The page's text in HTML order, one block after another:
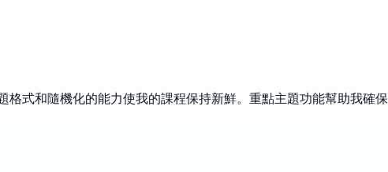
式和隨機化的能力使我的課程保持新鮮。重點主題功能幫助我確